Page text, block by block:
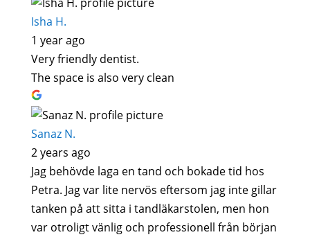
Isha H.
1 year ago
Very friendly dentist.
The space is also very clean
Sanaz N.
2 years ago
Jag behövde laga en tand och bokade tid hos
Petra. Jag var lite nervös eftersom jag inte gillar
tanken på att sitta i tandläkarstolen, men hon
var otroligt vänlig och professionell från början